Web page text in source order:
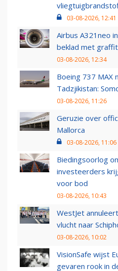
03-08-2026, 12:41
Airbus A321neo
beklad met
03-08-2026, 12:34
Boeing 737 MAX
Tadzjikistan:
03-08-2026, 11:26
Geruzie over
Mallorca
03-08-2026, 11:06
Biedingsoorlog
investeerders
voor bod
03-08-2026, 10:43
WestJet
vlucht naar
03-08-2026, 10:02
VisionSafe wijst
gevaren rook in